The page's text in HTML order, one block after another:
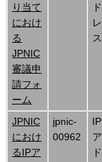
り当て
におけ
る
JPNIC
審議申
請フォ
ーム
ド
レ
ス
JPNIC
におけ
るIPア
jpnic-
00962
IP
ア
ド